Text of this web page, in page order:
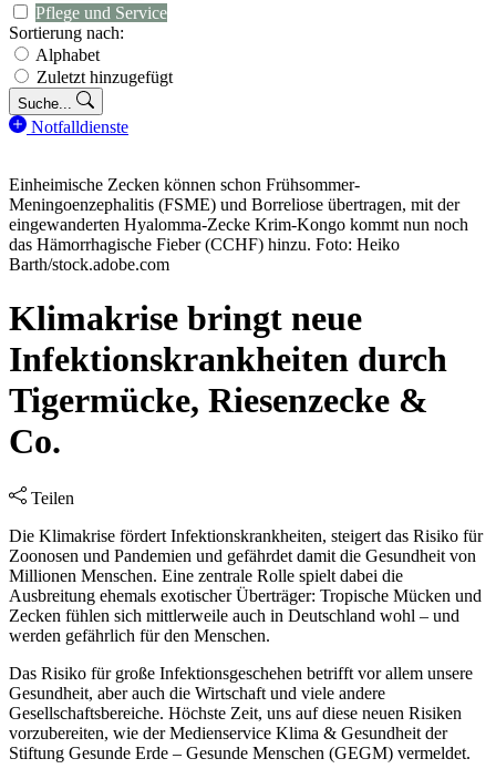
Pflege und Service
Sortierung nach:
Alphabet
Zuletzt hinzugefügt
Suche...
Notfalldienste
Einheimische Zecken können schon Frühsommer-
Meningoenzephalitis (FSME) und Borreliose übertragen, mit der
eingewanderten Hyalomma-Zecke Krim-Kongo kommt nun noch
das Hämorrhagische Fieber (CCHF) hinzu. Foto: Heiko
Barth/stock.adobe.com
Klimakrise bringt neue
Infektionskrankheiten durch
Tigermücke, Riesenzecke &
Co.
Teilen
Die Klimakrise fördert Infektionskrankheiten, steigert das Risiko für
Zoonosen und Pandemien und gefährdet damit die Gesundheit von
Millionen Menschen. Eine zentrale Rolle spielt dabei die
Ausbreitung ehemals exotischer Überträger: Tropische Mücken und
Zecken fühlen sich mittlerweile auch in Deutschland wohl – und
werden gefährlich für den Menschen.
Das Risiko für große Infektionsgeschehen betrifft vor allem unsere
Gesundheit, aber auch die Wirtschaft und viele andere
Gesellschaftsbereiche. Höchste Zeit, uns auf diese neuen Risiken
vorzubereiten, wie der Medienservice Klima & Gesundheit der
Stiftung Gesunde Erde – Gesunde Menschen (GEGM) vermeldet.